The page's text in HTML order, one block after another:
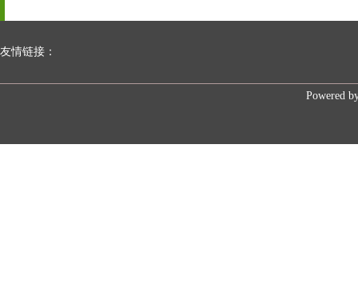
友情链接：
Powered